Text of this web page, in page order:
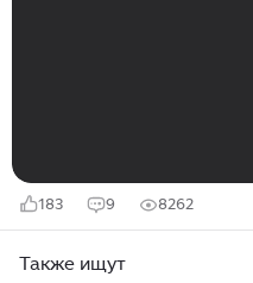
183 9 8262
Также ищут